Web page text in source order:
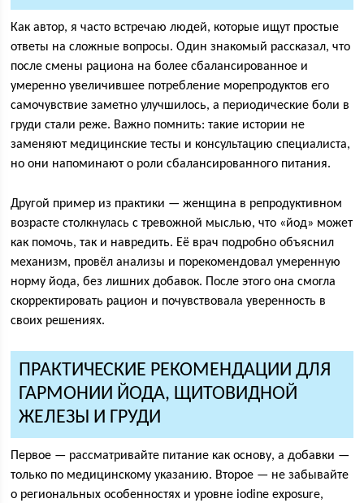
Как автор, я часто встречаю людей, которые ищут простые
ответы на сложные вопросы. Один знакомый рассказал, что
после смены рациона на более сбалансированное и
умеренно увеличившее потребление морепродуктов его
самочувствие заметно улучшилось, а периодические боли в
груди стали реже. Важно помнить: такие истории не
заменяют медицинские тесты и консультацию специалиста,
но они напоминают о роли сбалансированного питания.
Другой пример из практики — женщина в репродуктивном
возрасте столкнулась с тревожной мыслью, что «йод» может
как помочь, так и навредить. Её врач подробно объяснил
механизм, провёл анализы и порекомендовал умеренную
норму йода, без лишних добавок. После этого она смогла
скорректировать рацион и почувствовала уверенность в
своих решениях.
ПРАКТИЧЕСКИЕ РЕКОМЕНДАЦИИ ДЛЯ
ГАРМОНИИ ЙОДА, ЩИТОВИДНОЙ
ЖЕЛЕЗЫ И ГРУДИ
Первое — рассматривайте питание как основу, а добавки —
только по медицинскому указанию. Второе — не забывайте
о региональных особенностях и уровне iodine exposure,